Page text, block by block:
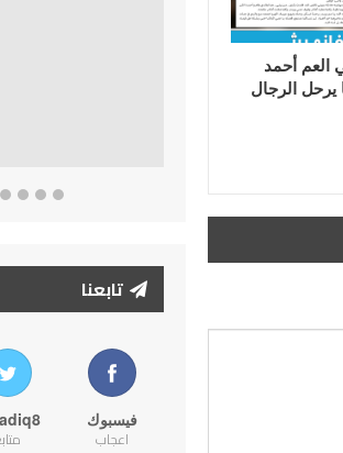
العم أحمد
يرحل الرجال
تابعنا
فيسبوك
اعجاب